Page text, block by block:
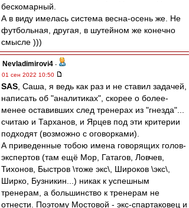
бескомарный.
А в виду имелась система весна-осень же. Не
футбольная, другая, в шутейном же конечно
смысле )))
Nevladimirovi4 -
01 сен 2022 10:50
SAS , Саша, я ведь как раз и не ставил задачей,
написать об "аналитиках", скорее о более-
менее оставивших след тренерах из "гнезда"...
считаю и Тарханов, и Ярцев под эти критерии
подходят (возможно с оговорками).
А приведенные тобою имена говорящих голов-
экспертов (там ещё Мор, Гатагов, Ловчев,
Тихонов, Быстров \тоже экс\, Широков \экс\,
Ширко, Бузникин...) никак к успешным
тренерам, а большинство к тренерам не
отнести. Поэтому Мостовой - экс-спартаковец и